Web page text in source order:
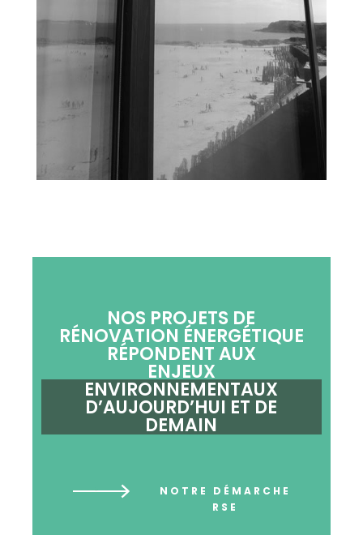
NOS PROJETS DE
RÉNOVATION ÉNERGÉTIQUE
RÉPONDENT AUX
ENJEUX
ENVIRONNEMENTAUX
D’AUJOURD’HUI ET DE
DEMAIN
NOTRE DÉMARCHE
RSE